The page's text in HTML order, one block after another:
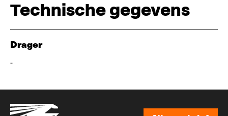
Technische gegevens
Drager
-